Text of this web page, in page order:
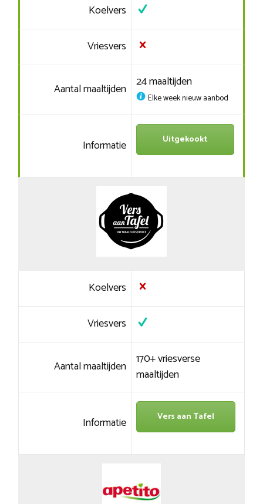
Koelvers
Vriesvers
Aantal maaltijden 24 maaltijden
Elke week nieuw aanbod
Informatie Uitgekookt
Koelvers
Vriesvers
Aantal maaltijden 170+ vriesverse
maaltijden
Informatie Vers aan Tafel